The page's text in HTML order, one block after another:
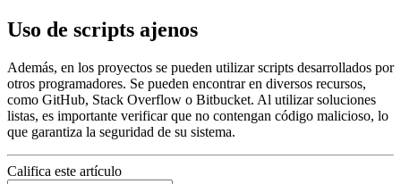
Uso de scripts ajenos
Además, en los proyectos se pueden utilizar scripts desarrollados por
otros programadores. Se pueden encontrar en diversos recursos,
como GitHub, Stack Overflow o Bitbucket. Al utilizar soluciones
listas, es importante verificar que no contengan código malicioso, lo
que garantiza la seguridad de su sistema.
Califica este artículo